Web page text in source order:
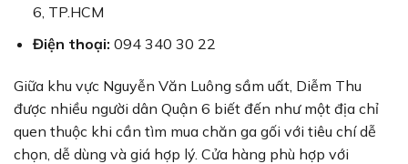
6, TP.HCM
Điện thoại: 094 340 30 22
Giữa khu vực Nguyễn Văn Luông sầm uất, Diễm Thu
được nhiều người dân Quận 6 biết đến như một địa chỉ
quen thuộc khi cần tìm mua chăn ga gối với tiêu chí dễ
chọn, dễ dùng và giá hợp lý. Cửa hàng phù hợp với